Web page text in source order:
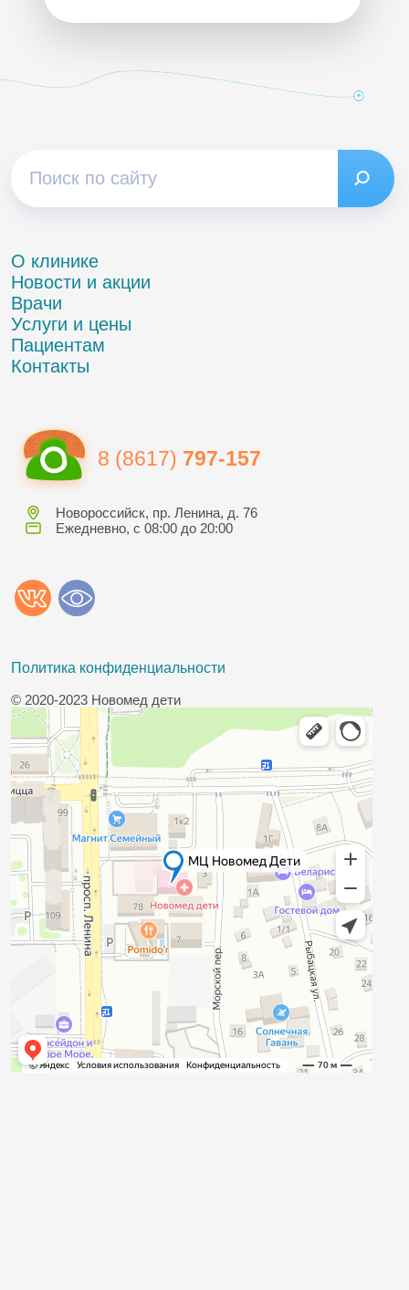
О клинике
Новости и акции
Врачи
Услуги и цены
Пациентам
Контакты
8 (8617) 797-157
Новороссийск, пр. Ленина, д. 76
Ежедневно, с 08:00 до 20:00
Политика конфиденциальности
© 2020-2023 Новомед дети